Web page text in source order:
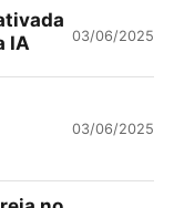
IA
03/06/2025
03/06/2025